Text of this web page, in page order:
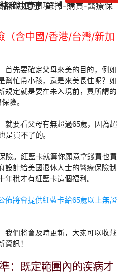
（含中國/香港/台灣/新加
首先要確定父母來美的目的，例如
幫忙帶小孩，還是來美長住呢？如
規定就是要在未入境前，買所謂的
險。
就要看父母有無超過65歲，因為超
是買不了的。
險。紅藍卡就算你願意拿錢買也買
設計給美國退休人士的醫療保險制
年稅才有紅藍卡這個福利。
佈將會提供紅藍卡給65歲以上無證
我們將會及時更新，大家可以收藏
資訊！
：既定範圍內的疾病才